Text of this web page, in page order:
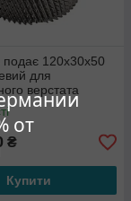
от
120x30x50
для
верстата
₴
Купити